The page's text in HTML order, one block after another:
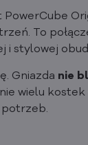
PowerCube
To
i stylowej
Gniazda nie
wielu
potrzeb.